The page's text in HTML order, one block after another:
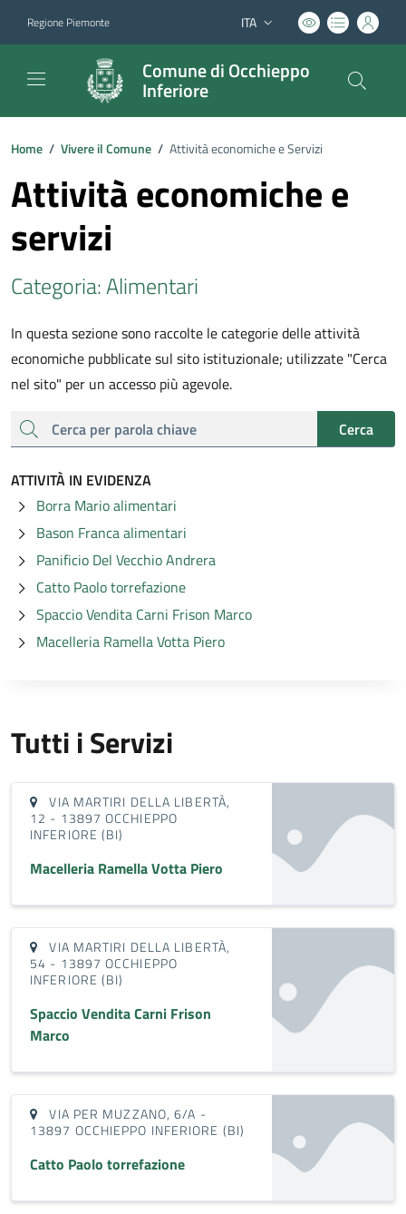
Regione Piemonte Lingua attiva:
ITA
Comune di Occhieppo
Inferiore
Home / Vivere il Comune / Attività economiche e Servizi
Attività economiche e
servizi
Categoria: Alimentari
In questa sezione sono raccolte le categorie delle attività
economiche pubblicate sul sito istituzionale; utilizzate "Cerca
nel sito" per un accesso più agevole.
cerca
Cerca
ATTIVITÀ IN EVIDENZA
Borra Mario alimentari
Bason Franca alimentari
Panificio Del Vecchio Andrera
Catto Paolo torrefazione
Spaccio Vendita Carni Frison Marco
Macelleria Ramella Votta Piero
Tutti i Servizi
VIA MARTIRI DELLA LIBERTÀ,
12 - 13897 OCCHIEPPO
INFERIORE (BI)
Macelleria Ramella Votta Piero
VIA MARTIRI DELLA LIBERTÀ,
54 - 13897 OCCHIEPPO
INFERIORE (BI)
Spaccio Vendita Carni Frison
Marco
VIA PER MUZZANO, 6/A -
13897 OCCHIEPPO INFERIORE (BI)
Catto Paolo torrefazione